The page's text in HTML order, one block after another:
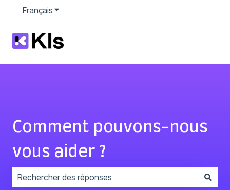
Français Afficher le sous-menu pour les traductions
Comment pouvons-nous
vous aider ?